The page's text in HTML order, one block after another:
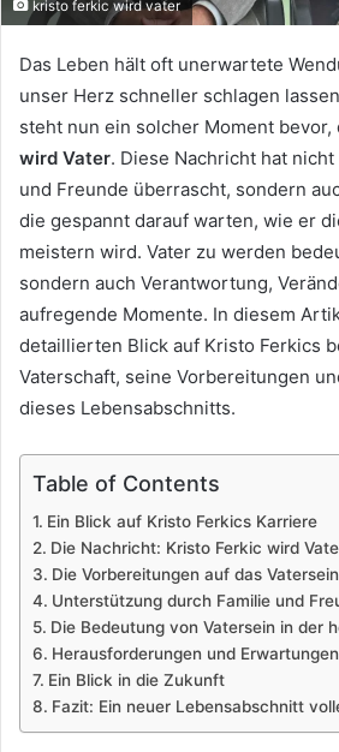
kristo ferkic wird vater
Das Leben hält oft unerwartete
unser Herz schneller schlagen
steht nun ein solcher Moment bevor,
wird Vater. Diese Nachricht hat
und Freunde überrascht, sondern
die gespannt darauf warten, wie er
meistern wird. Vater zu werden
sondern auch Verantwortung,
aufregende Momente. In diesem
detaillierten Blick auf Kristo Ferkics
Vaterschaft, seine Vorbereitungen
dieses Lebensabschnitts.
Table of Contents
Ein Blick auf Kristo Ferkics Karriere
Die Nachricht: Kristo Ferkic wird
Die Vorbereitungen auf das Vatersein
Unterstützung durch Familie und
Die Bedeutung von Vatersein in der
Herausforderungen und Erwartungen
Ein Blick in die Zukunft
Fazit: Ein neuer Lebensabschnitt